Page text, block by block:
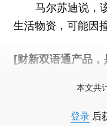
马尔苏迪说，该
生活物资，可能因
[财新双语通产品
本文共
登录 后